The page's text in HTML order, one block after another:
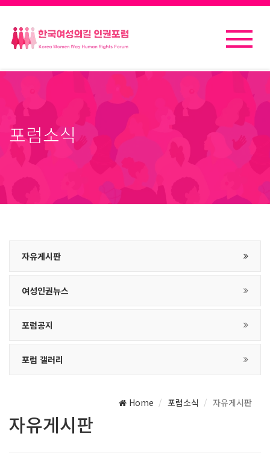
포럼소식
자유게시판
여성인권뉴스
포럼공지
포럼 갤러리
Home 포럼소식 자유게시판
자유게시판